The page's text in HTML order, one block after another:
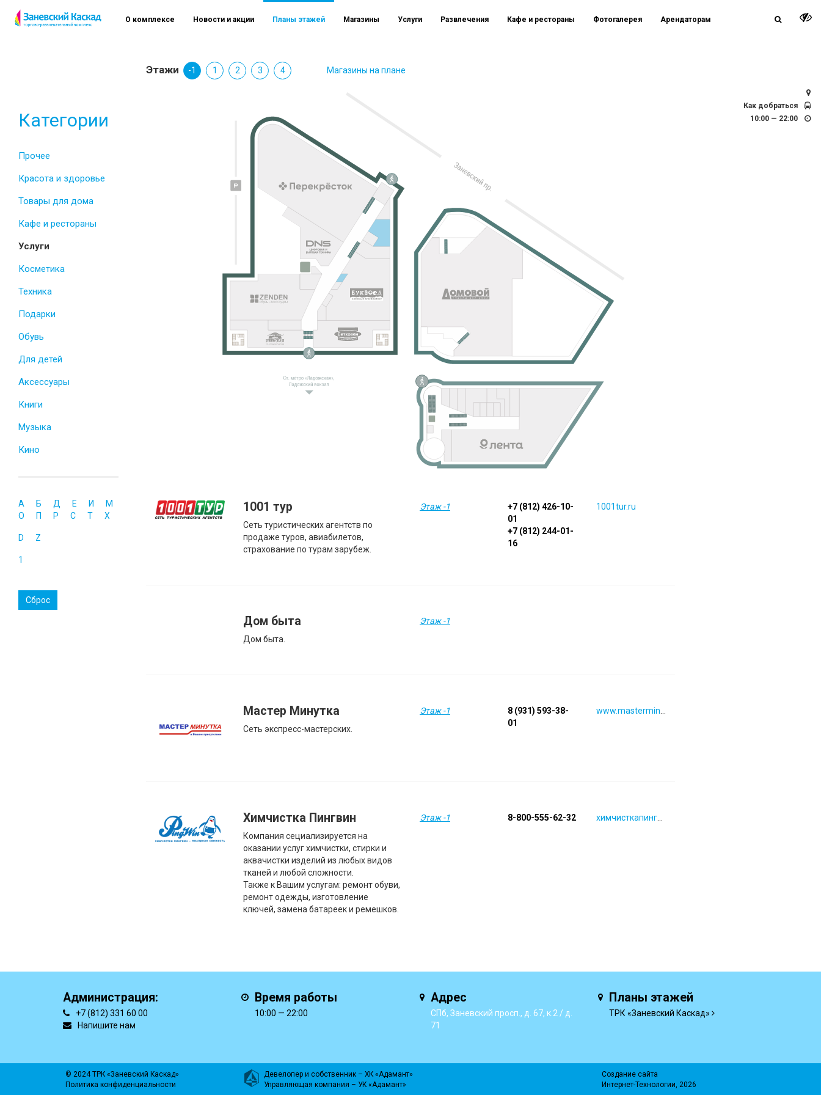
Категории
Прочее
Красота и здоровье
Товары для дома
Кафе и рестораны
Услуги
Косметика
Техника
Подарки
Обувь
Для детей
Аксессуары
Книги
Музыка
Кино
А Б Д Е И
М
О
П Р С Т Х
D Z
1
Сброс
О комплексе Новости и акции Планы этажей Магазины Услуги Развлечения Кафе и рестораны Фотогалерея Арендаторам
Как добраться
10:00 — 22:00
Этажи -1 1 2 3 4 Магазины на плане
1001 тур
Сеть туристических агентств по
продаже туров, авиабилетов,
страхование по турам зарубеж.
Этаж -1
+7 (812) 426-10-
01
+7 (812) 244-01-
16
1001tur.ru
Дом быта
Дом быта.
Этаж -1
Мастер Минутка
Сеть экспресс-мастерских.
Этаж -1
8 (931) 593-38-
01
Химчистка Пингвин
Компания сециализируется на
оказании услуг химчистки, стирки и
аквачистки изделий из любых видов
тканей и любой сложности.
Также к Вашим услугам: ремонт обуви,
ремонт одежды, изготовление
ключей, замена батареек и ремешков.
Этаж -1 8-800-555-62-32 химчисткапингвин.рф
Администрация:
+7 (812) 331 60 00
Напишите нам
Время работы
10:00 — 22:00
Адрес
СПб, Заневский просп., д. 67, к.2 / д.
71
Планы этажей
ТРК «Заневский Каскад»
© 2024 ТРК «Заневский Каскад»
Политика конфиденциальности
Девелопер и собственник – ХК «Адамант»
Управляющая компания – УК «Адамант»
Создание сайта
Интернет-Технологии, 2026